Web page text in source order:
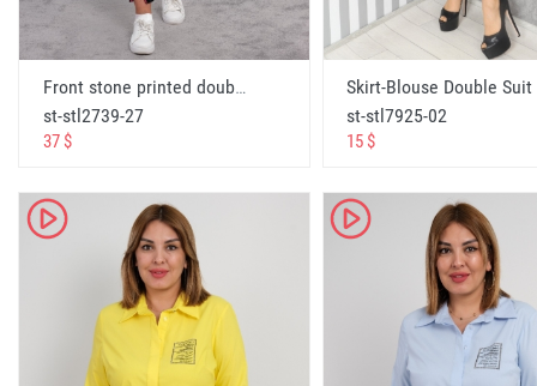
Tedarikçi
supplier
поставщик
المورد
wholesale supplier
оптовый поставщик
المورد بالجملة
giyinmek
Front stone printed double suit with pockets and pant - Fuchsia
st-stl2739-27
37 $
st-stl7925-02
15 $
K K